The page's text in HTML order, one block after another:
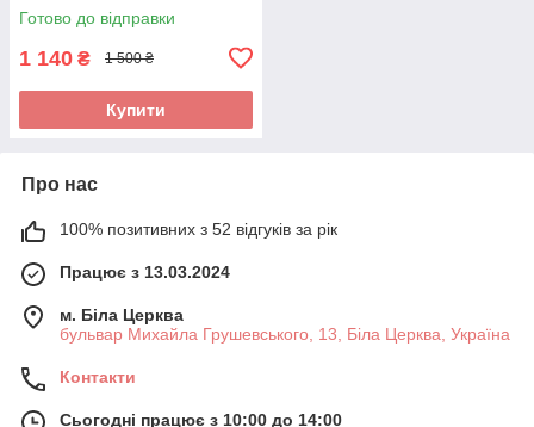
Готово до відправки
1 140 ₴ 1 500 ₴
Купити
Про нас
100% позитивних з 52 відгуків за рік
Працює з 13.03.2024
м. Біла Церква
бульвар Михайла Грушевського, 13, Біла Церква, Україна
Контакти
Сьогодні працює з 10:00 до 14:00